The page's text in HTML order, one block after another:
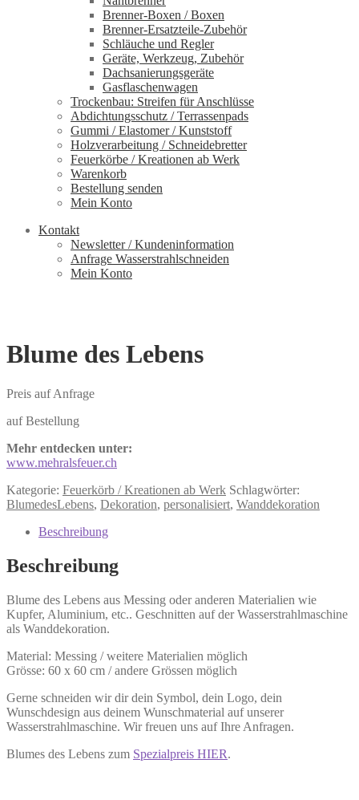
Brenner-Boxen / Boxen
Brenner-Ersatzteile-Zubehör
Schläuche und Regler
Geräte, Werkzeug, Zubehör
Dachsanierungsgeräte
Gasflaschenwagen
Trockenbau: Streifen für Anschlüsse
Abdichtungsschutz / Terrassenpads
Gummi / Elastomer / Kunststoff
Holzverarbeitung / Schneidebretter
Feuerkörbe / Kreationen ab Werk
Warenkorb
Bestellung senden
Mein Konto
Kontakt
Newsletter / Kundeninformation
Anfrage Wasserstrahlschneiden
Mein Konto
Blume des Lebens
Preis auf Anfrage
auf Bestellung
Mehr entdecken unter:
www.mehralsfeuer.ch
Kategorie: Feuerkörb / Kreationen ab Werk Schlagwörter:
BlumedesLebens, Dekoration, personalisiert, Wanddekoration
Beschreibung
Beschreibung
Blume des Lebens aus Messing oder anderen Materialien wie
Kupfer, Aluminium, etc.. Geschnitten auf der Wasserstrahlmaschine
als Wanddekoration.
Material: Messing / weitere Materialien möglich
Grösse: 60 x 60 cm / andere Grössen möglich
Gerne schneiden wir dir dein Symbol, dein Logo, dein
Wunschdesign aus deinem Wunschmaterial auf unserer
Wasserstrahlmaschine. Wir freuen uns auf Ihre Anfragen.
Blumes des Lebens zum Spezialpreis HIER.